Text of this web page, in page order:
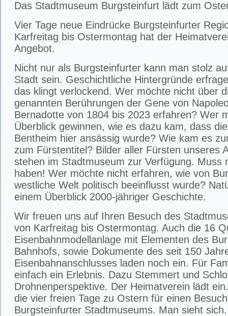
Das Stadtmuseum Burgsteinfurt lädt zum
Vier Tage neue Eindrücke Burgsteinfurter
Karfreitag bis Ostermontag hat der
Angebot.
Nicht nur als Burgsteinfurter kann man stolz
Stadt sein. Geschichtliche Hintergründe
das klingt verlockend. Wer möchte nicht über
genannten Berührungen der Gene von
Bernadotte von 1804 bis 2023 erfahren? Wer
Überblick gewinnen, wie es dazu kam, dass
Bentheim hier ansässig wurde? Wie kam es
zum Fürstentitel? Bilder aller Fürsten unseres
stehen im Stadtmuseum zur Verfügung. Muss
haben! Wer möchte nicht erfahren, wie von
westliche Welt politisch beeinflusst wurde?
einem Überblick 2000-jähriger Geschichte.
Wir freuen uns auf Ihren Besuch des
von Karfreitag bis Ostermontag. Auch die 16
Eisenbahnmodellanlage mit Elementen des
Bahnhofs, sowie Dokumente des seit 150
Eisenbahnanschlusses laden noch ein. Für
einfach ein Erlebnis. Dazu Stemmert und
Drohnenperspektive. Der Heimatverein lädt
die vier freien Tage zu Ostern für einen
Burgsteinfurter Stadtmuseums. Man sieht sich.